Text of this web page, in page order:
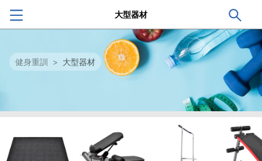
大型器材
健身重訓 > 大型器材